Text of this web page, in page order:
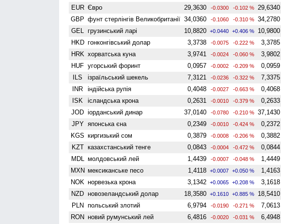
EUR Євро 29,3630 -0.0300 -0.102 % 29,6340
GBP фунт стерлінгів Велико­британії 34,0360 -0.1060 -0.310 % 34,2780
GEL грузинський ларі 10,8820 +0.0440 +0.406 % 10,9800
HKD гонконгівський долар 3,3738 -0.0075 -0.222 % 3,3785
HRK хорватська куна 3,9741 -0.0024 -0.060 % 3,9802
HUF угорський форинт 0,0957 -0.0002 -0.209 % 0,0959
ILS ізраїльський шекель 7,3121 -0.0236 -0.322 % 7,3375
INR індійська рупія 0,4048 -0.0027 -0.663 % 0,4068
ISK ісландська крона 0,2631 -0.0010 -0.379 % 0,2633
JOD іорданський динар 37,0140 -0.0780 -0.210 % 37,1430
JPY японська єна 0,2349 -0.0010 -0.424 % 0,2372
KGS киргизький сом 0,3879 -0.0008 -0.206 % 0,3882
KZT казахстанський тенге 0,0843 -0.0004 -0.472 % 0,0844
MDL молдовський лей 1,4439 -0.0007 -0.048 % 1,4449
MXN мексиканське песо 1,4118 +0.0007 +0.050 % 1,4163
NOK норвезька крона 3,1342 +0.0065 +0.208 % 3,1618
NZD ново­зеландський долар 18,3580 +0.1610 +0.885 % 18,5410
PLN польський злотий 6,9794 -0.0190 -0.271 % 7,0613
RON новий румунський лей 6,4816 -0.0020 -0.031 % 6,4948